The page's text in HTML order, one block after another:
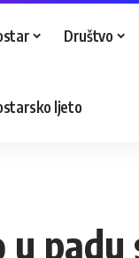
Društvo
ljeto
padu